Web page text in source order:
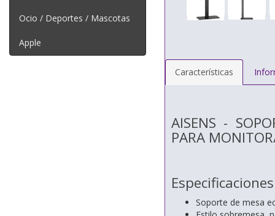
Ocio / Deportes / Mascotas
Apple
Características
AISENS -
PARA
Soporte de mesa